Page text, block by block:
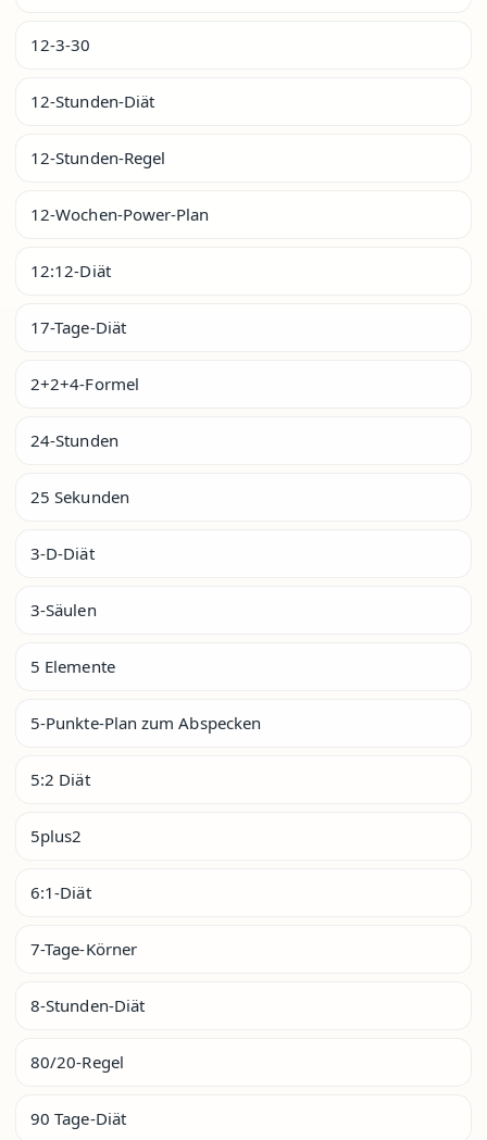
12-3-30
12-Stunden-Diät
12-Stunden-Regel
12-Wochen-Power-Plan
12:12-Diät
17-Tage-Diät
2+2+4-Formel
24-Stunden
25 Sekunden
3-D-Diät
3-Säulen
5 Elemente
5-Punkte-Plan zum Abspecken
5:2 Diät
5plus2
6:1-Diät
7-Tage-Körner
8-Stunden-Diät
80/20-Regel
90 Tage-Diät